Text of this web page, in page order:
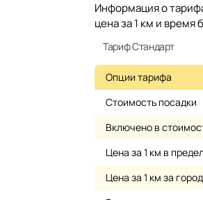
Информация о
цена за 1 км и время
Тариф Стандарт
Опции тарифа
Стоимость посадки
Включено в
Цена за 1 км в
Цена за 1 км за